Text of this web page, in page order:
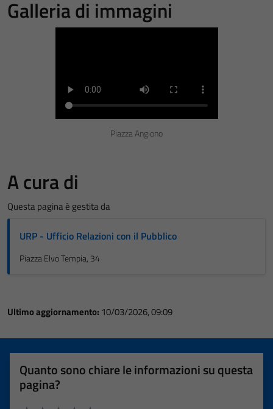
Galleria di immagini
Piazza Angiono
A cura di
Questa pagina è gestita da
URP - Ufficio Relazioni con il Pubblico
Piazza Elvo Tempia, 34
Ultimo aggiornamento: 10/03/2026, 09:09
Quanto sono chiare le informazioni su questa
pagina?
Tecnici
del sito e non
essere
disabilitati.
Questi cookie